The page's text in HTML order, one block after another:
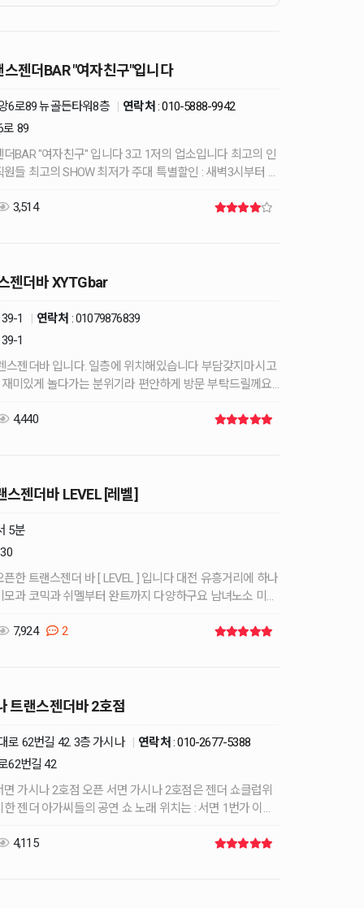
젠더BAR "여자친구"입니다
6로89 뉴골든타워8층 | 연락처 :010-5888-9942
로 89
니다 최고의 인
3,514
젠더바 XYTGbar
1 | 연락처 :01079876839
1
스젠더바 입니다. 일층에 위치해있습니다 부담갖지마시고
미있게 놀다가는 분위기라 편안하게 방문 부탁드릴께요 !
4,440
스젠더바 LEVEL [레벨]
5분
젠더 바 [ LEVEL ] 입니다 대전 유흥거리에 하나
7,924
2
트랜스젠더바 2호점
로 62번길 42. 3층 가시나 | 연락처 :010-2677-5388
62번길 42
서면 가시나 2호점은 젠더 쇼클럽위
4,115